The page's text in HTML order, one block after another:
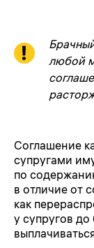
любой
Соглашение
супругами
по
в отличие от
как
у супругов до